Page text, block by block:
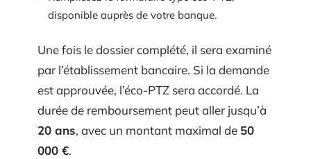
disponible auprès de votre banque.
Une fois le dossier complété, il sera examiné
par l’établissement bancaire. Si la demande
est approuvée, l’éco-PTZ sera accordé. La
durée de remboursement peut aller jusqu’à
20 ans, avec un montant maximal de 50
000 €.